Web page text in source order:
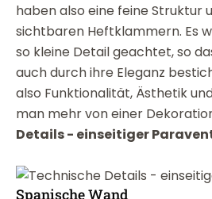
haben also eine feine Struktur
sichtbaren Heftklammern. Es
so kleine Detail geachtet, so
auch durch ihre Eleganz
also Funktionalität, Ästhetik
man mehr von einer
Details - einseitiger
Spanische Wand